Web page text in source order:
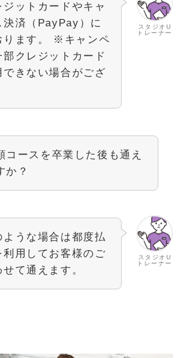
スタジオU
トレーナー
ジットカードやキャ
決済（PayPay）に
ります。 ※キャンペ
部クレジットカード
できない場合がござ
コースを卒業した後も通え
か？
スタジオU
トレーナー
ような場合は都度払
利用してお客様のご
て通えます。